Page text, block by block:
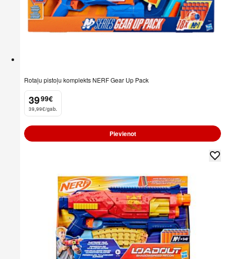
Rotaļu pistoļu komplekts NERF Gear Up Pack
39
. 99€
39,99€/gab.
Pievienot